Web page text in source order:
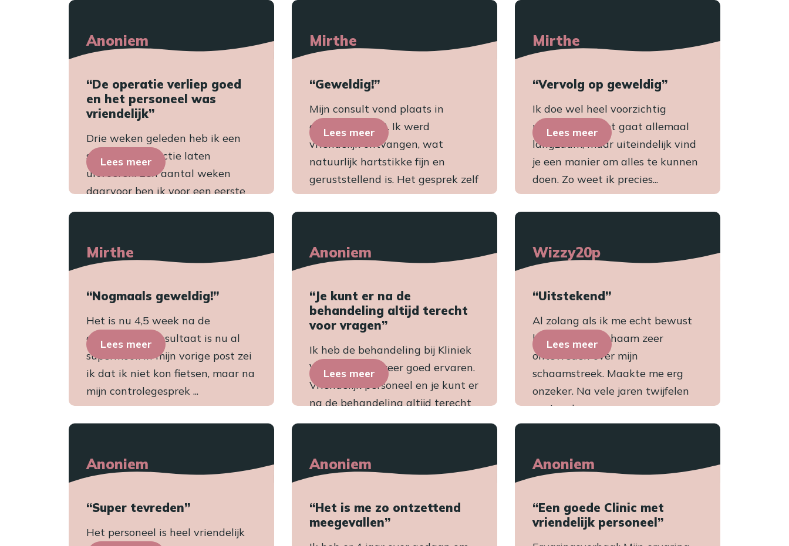
Anoniem
“De operatie verliep goed
en het personeel was
vriendelijk”
Drie weken geleden heb ik een
schaamlipcorrectie laten
uitvoeren. Een aantal weken
daarvoor ben ik voor een eerste
consult bij de kliniek geweest.
Lees meer
Mirthe
“Geweldig!”
Mijn consult vond plaats in
december 2018. Ik werd
vriendelijk ontvangen, wat
natuurlijk hartstikke fijn en
geruststellend is. Het gesprek zelf
was er...
Lees meer
Mirthe
“Vervolg op geweldig”
Ik doe wel heel voorzichtig
natuurlijk en het gaat allemaal
langzaam, maar uiteindelijk vind
je een manier om alles te kunnen
doen. Zo weet ik precies...
Lees meer
Mirthe
“Nogmaals geweldig!”
Het is nu 4,5 week na de
operatie. Het resultaat is nu al
supermooi! In mijn vorige post zei
ik dat ik niet kon fietsen, maar na
mijn controlegesprek ...
Lees meer
Anoniem
“Je kunt er na de
behandeling altijd terecht
voor vragen”
Ik heb de behandeling bij Kliniek
Veldhoven als zeer goed ervaren.
Vriendelijk personeel en je kunt er
na de behandeling altijd terecht
voor vragen et...
Lees meer
Wizzy20p
“Uitstekend”
Al zolang als ik me echt bewust
ben van mijn lichaam zeer
ontevreden over mijn
schaamstreek. Maakte me erg
onzeker. Na vele jaren twijfelen
gezien de ...
Lees meer
Anoniem
“Super tevreden”
Het personeel is heel vriendelijk
Anoniem
“Het is me zo ontzettend
meegevallen”
Anoniem
“Een goede Clinic met
vriendelijk personeel”